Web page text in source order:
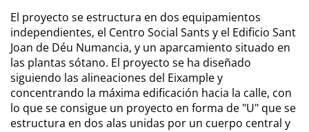
El proyecto se estructura en dos equipamientos
independientes, el Centro Social Sants y el Edificio Sant
Joan de Déu Numancia, y un aparcamiento situado en
las plantas sótano. El proyecto se ha diseñado
siguiendo las alineaciones del Eixample y
concentrando la máxima edificación hacia la calle, con
lo que se consigue un proyecto en forma de "U" que se
estructura en dos alas unidas por un cuerpo central y